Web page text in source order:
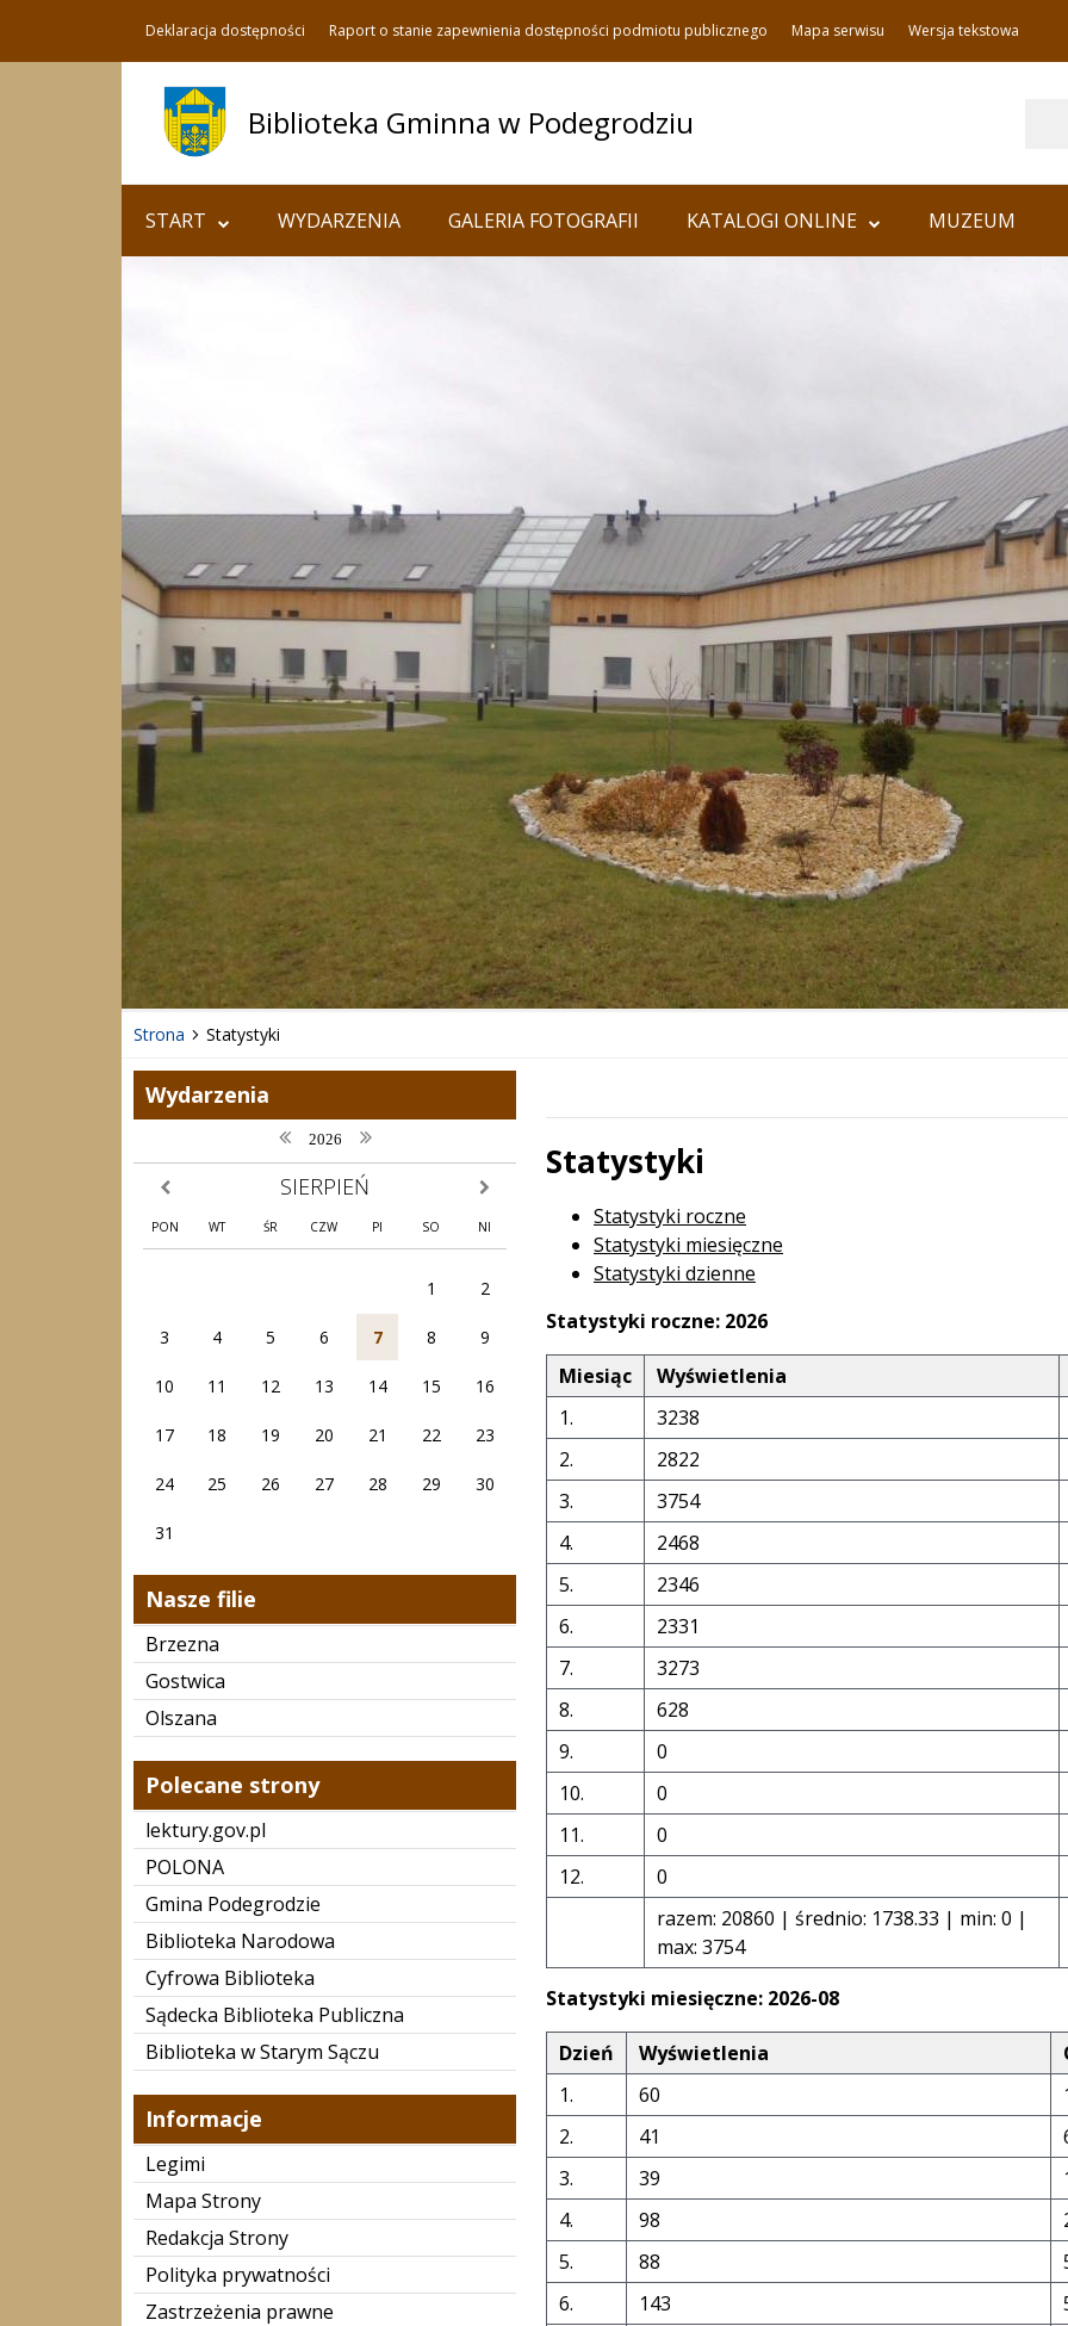
Deklaracja dostępności Raport o stanie zapewnienia dostępności podmiotu publicznego Mapa serwisu Wersja tekstowa
Biblioteka Gminna w Podegrodziu
START WYDARZENIA GALERIA FOTOGRAFII KATALOGI ONLINE MUZEUM
Strona Statystyki
Wydarzenia
poprzedni rok
2026 następny rok
poprzedni miesiąc SIERPIEŃ następny miesiąc
PON WT ŚR CZW PI SO NI
1 2
3 4 5 6 7 8 9
10 11 12 13 14 15 16
17 18 19 20 21 22 23
24 25 26 27 28 29 30
31
Nasze filie
Brzezna
Gostwica
Olszana
Polecane strony
lektury.gov.pl
POLONA
Gmina Podegrodzie
Biblioteka Narodowa
Cyfrowa Biblioteka
Sądecka Biblioteka Publiczna
Biblioteka w Starym Sączu
Informacje
Legimi
Mapa Strony
Redakcja Strony
Polityka prywatności
Zastrzeżenia prawne
Statystyki
Statystyki roczne
Statystyki miesięczne
Statystyki dzienne
Statystyki roczne: 2026
Miesiąc Wyświetlenia
1.
3238
2.
2822
3.
3754
4.
2468
5.
2346
6.
2331
7.
3273
8.
628
9.
0
10.
0
11.
0
12.
0
razem: 20860 | średnio: 1738.33 | min: 0 |
max: 3754
Statystyki miesięczne: 2026-08
Dzień Wyświetlenia
1.
60
2.
41
3.
39
4.
98
5.
88
6.
143